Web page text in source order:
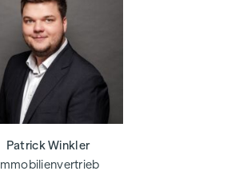
Patrick Winkler
Immobilienvertrieb